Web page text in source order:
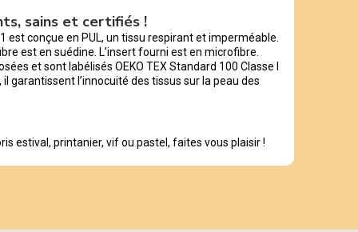
sains et certifiés !
est conçue en PUL, un tissu respirant et imperméable.
est en suédine. L’insert fourni est en microfibre.
et sont labélisés OEKO TEX Standard 100 Classe I
garantissent l’innocuité des tissus sur la peau des
estival, printanier, vif ou pastel, faites vous plaisir !